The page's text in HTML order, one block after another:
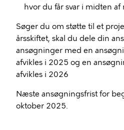
hvor du får svar i midten af
Søger du om støtte til et
årsskiftet, skal du dele din
ansøgninger med en
afvikles i 2025 og en
afvikles i 2026
Næste ansøgningsfrist for
oktober 2025.